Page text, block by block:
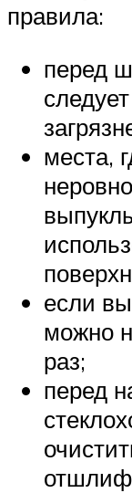
правила:
перед
места,
если
можно
раз;
перед